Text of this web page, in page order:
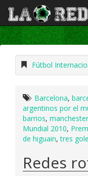
Fútbol
Barcelona,
argentinos por el
barrios,
Mundial 2010,
de higuain,tres
Redes